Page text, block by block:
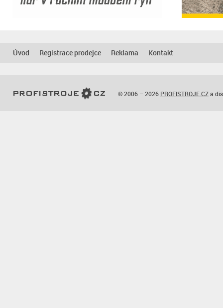
Úvod Registrace prodejce Reklama Kontakt
© 2006 – 2026 PROFISTROJE.CZa